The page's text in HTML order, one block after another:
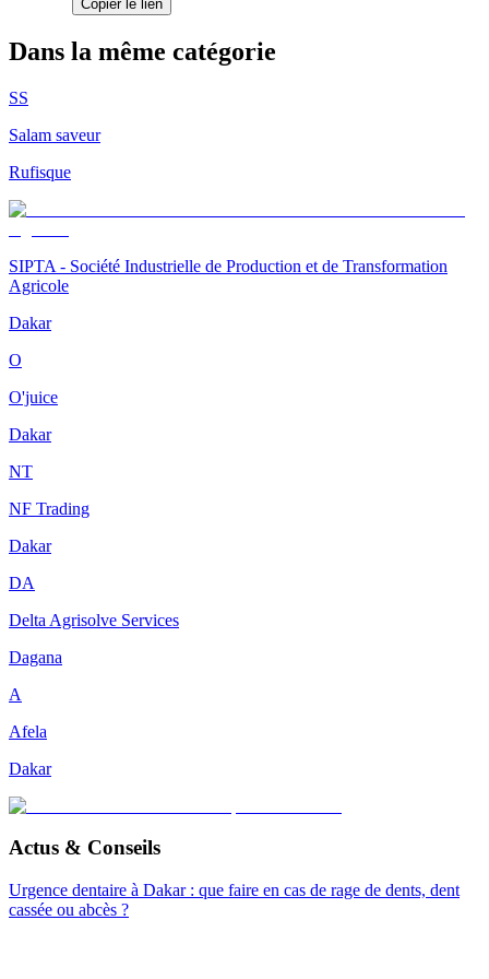
Copier le lien
Dans la même catégorie
SS
Salam saveur
Rufisque
SIPTA - Société Industrielle de Production et de Transformation
Agricole
Dakar
O
O'juice
Dakar
NT
NF Trading
Dakar
DA
Delta Agrisolve Services
Dagana
A
Afela
Dakar
Actus & Conseils
Urgence dentaire à Dakar : que faire en cas de rage de dents, dent
cassée ou abcès ?